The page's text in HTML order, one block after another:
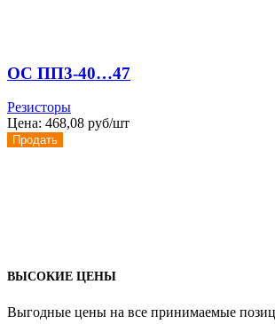
ОС ПП3-40…47
Резисторы
Цена: 468,08 руб/шт
Продать
ВЫСОКИЕ ЦЕНЫ
Выгодные цены на все принимаемые